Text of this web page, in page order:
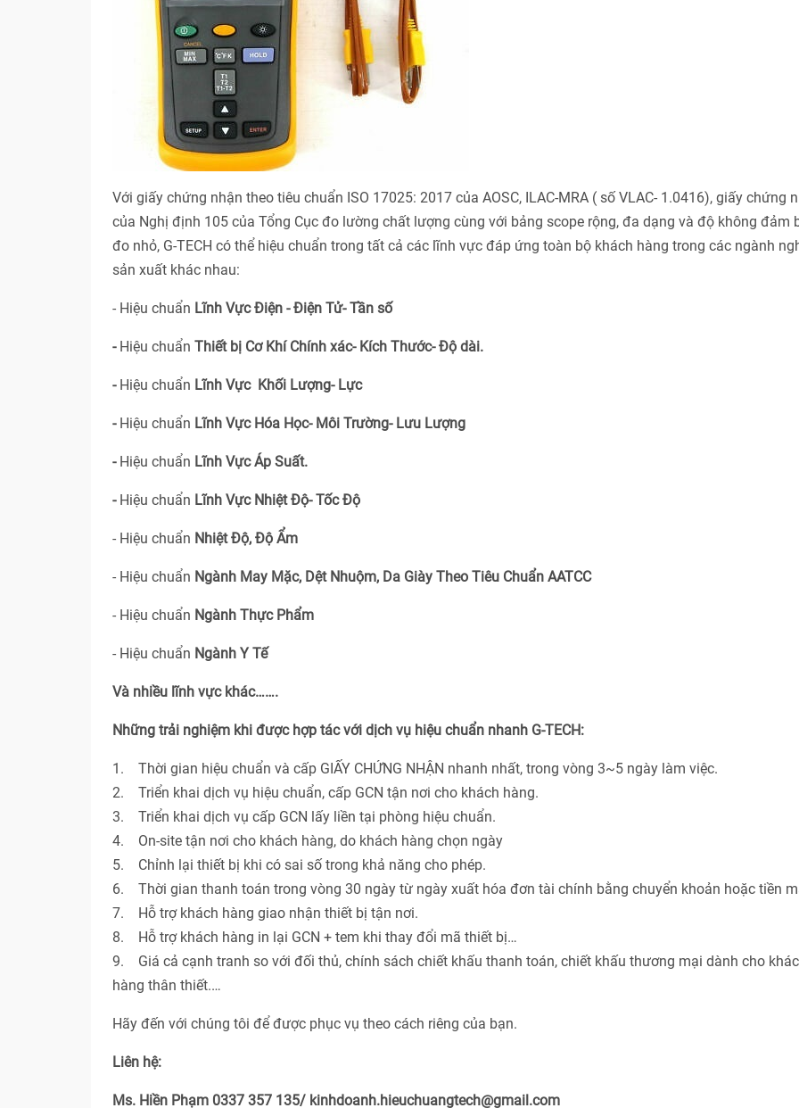
Với giấy chứng nhận theo tiêu chuẩn ISO 17025: 2017 của AOSC, ILAC-MRA ( số VLAC- 1.0416), giấy chứng
của Nghị định 105 của Tổng Cục đo lường chất lượng cùng với bảng scope rộng, đa dạng và độ không đảm
đo nhỏ, G-TECH có thể hiệu chuẩn trong tất cả các lĩnh vực đáp ứng toàn bộ khách hàng trong các ngành
sản xuất khác nhau:
- Hiệu chuẩn Lĩnh Vực Điện - Điện Tử- Tần số
- Hiệu chuẩn Thiết bị Cơ Khí Chính xác- Kích Thước- Độ dài.
- Hiệu chuẩn Lĩnh Vực Khối Lượng- Lực
- Hiệu chuẩn Lĩnh Vực Hóa Học- Môi Trường- Lưu Lượng
- Hiệu chuẩn Lĩnh Vực Áp Suất.
-Hiệu chuẩn Lĩnh Vực Nhiệt Độ- Tốc Độ
- Hiệu chuẩn Nhiệt Độ, Độ Ẩm
- Hiệu chuẩn Ngành May Mặc, Dệt Nhuộm, Da Giày Theo Tiêu Chuẩn AATCC
- Hiệu chuẩn Ngành Thực Phẩm
- Hiệu chuẩn Ngành Y Tế
Và nhiều lĩnh vực khác…….
Những trải nghiệm khi được hợp tác với dịch vụ hiệu chuẩn nhanh G-TECH:
1. Thời gian hiệu chuẩn và cấp GIẤY CHỨNG NHẬN nhanh nhất, trong vòng 3~5 ngày làm việc.
2. Triển khai dịch vụ hiệu chuẩn, cấp GCN tận nơi cho khách hàng.
3. Triển khai dịch vụ cấp GCN lấy liền tại phòng hiệu chuẩn.
4. On-site tận nơi cho khách hàng, do khách hàng chọn ngày
5. Chỉnh lại thiết bị khi có sai số trong khả năng cho phép.
6. Thời gian thanh toán trong vòng 30 ngày từ ngày xuất hóa đơn tài chính bằng chuyển khoản hoặc tiền
7. Hỗ trợ khách hàng giao nhận thiết bị tận nơi.
8. Hỗ trợ khách hàng in lại GCN + tem khi thay đổi mã thiết bị…
9. Giá cả cạnh tranh so với đối thủ, chính sách chiết khấu thanh toán, chiết khấu thương mại dành cho
hàng thân thiết.…
Hãy đến với chúng tôi để được phục vụ theo cách riêng của bạn.
Liên hệ:
Ms. Hiền Phạm 0337 357 135/ kinhdoanh.hieuchuangtech@gmail.com